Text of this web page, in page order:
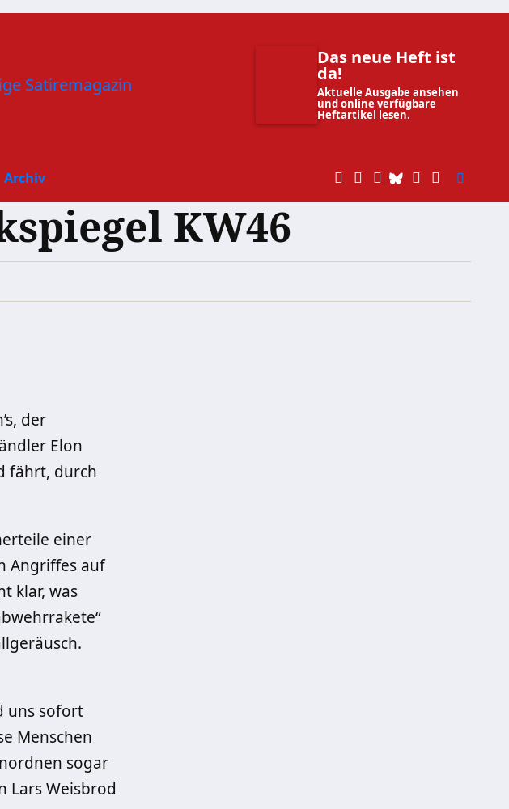
Das neue Heft ist
da!
Aktuelle Ausgabe ansehen
und online verfügbare
Heftartikel lesen.
Archiv
KW46
der
Elon
fährt, durch
einer
Angriffes auf
klar, was
uns sofort
Menschen
sogar
Lars Weisbrod